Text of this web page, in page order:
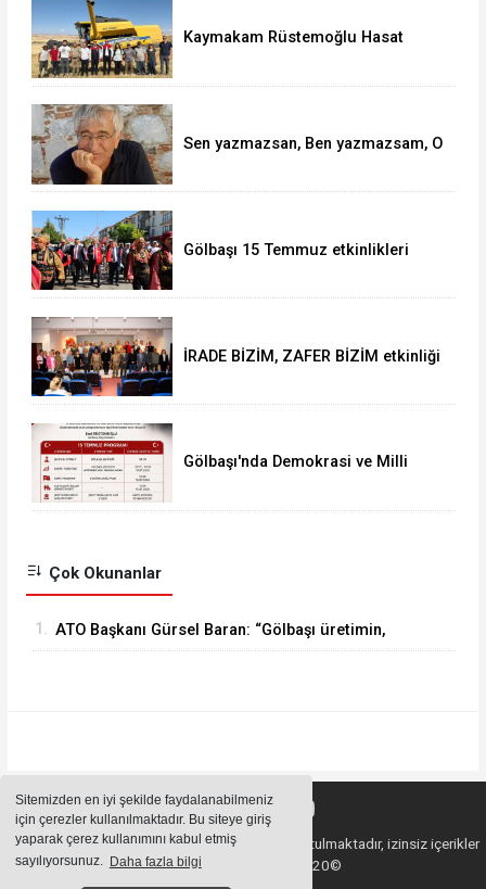
Sitemizden en iyi şekilde faydalanabilmeniz
için çerezler kullanılmaktadır. Bu siteye giriş
yaparak çerez kullanımını kabul etmiş
sayılıyorsunuz. Daha fazla bilgi
Kaymakam Rüstemoğlu Hasat
Sen yazmazsan, Ben yazmazsam, O
Gölbaşı 15 Temmuz etkinlikleri
İRADE BİZİM, ZAFER BİZİM etkinliği
Gölbaşı'nda Demokrasi ve Milli
Çok Okunanlar
1. ATO Başkanı Gürsel Baran: “Gölbaşı üretimin,
Sitemizde bulunan içeriklerin tüm hakları saklı tutulmaktadır, izinsiz içerikler
kullanılamaz. Copyright 2020©